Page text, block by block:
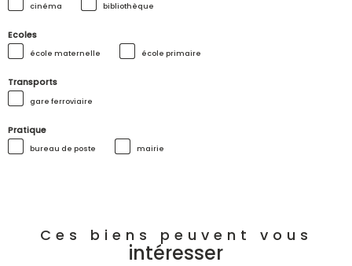
cinéma bibliothèque
Ecoles
école maternelle école primaire
Transports
gare ferroviaire
Pratique
bureau de poste mairie
Ces biens peuvent vous
intéresser